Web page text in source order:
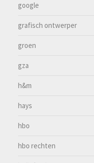
google
grafisch ontwerper
groen
gza
h&m
hays
hbo
hbo rechten